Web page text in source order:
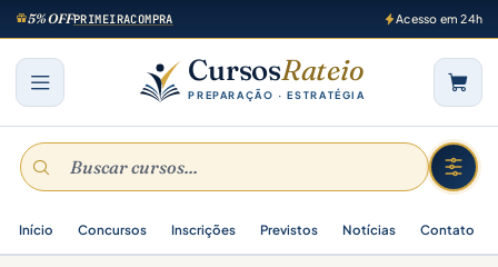
5% OFFPRIMEIRACOMPRA Acesso em 24h
CursosRateio
PREPARAÇÃO · ESTRATÉGIA
Início Concursos Inscrições Previstos Notícias Contato